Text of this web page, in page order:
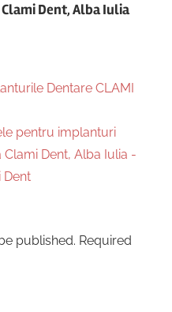
Clami Dent, Alba Iulia
Dentare CLAMI
pentru implanturi
Dent, Alba Iulia -
Dent
published. Required